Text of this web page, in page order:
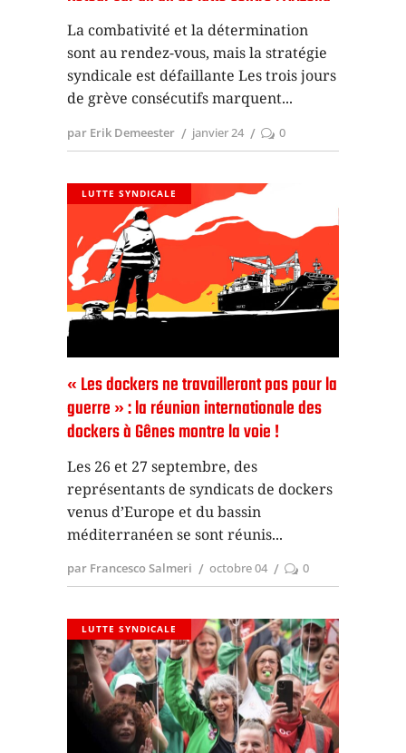
La combativité et la détermination
sont au rendez-vous, mais la stratégie
syndicale est défaillante Les trois jours
de grève consécutifs marquent
par Erik Demeester janvier 24 0
LUTTE SYNDICALE
« Les dockers ne travailleront pas pour la
guerre » : la réunion internationale des
dockers à Gênes montre la voie !
Les 26 et 27 septembre, des
représentants de syndicats de dockers
venus d’Europe et du bassin
méditerranéen se sont réunis
par Francesco Salmeri octobre 04 0
LUTTE SYNDICALE